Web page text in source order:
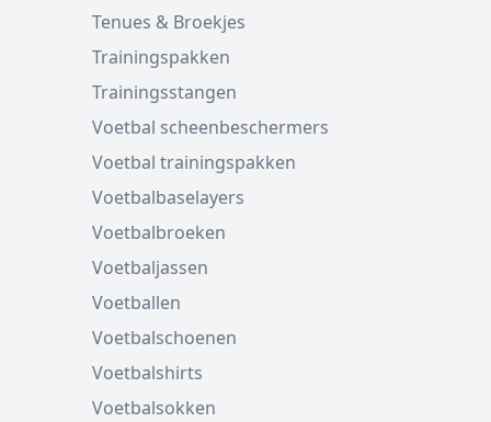
Tenues & Broekjes
Trainingspakken
Trainingsstangen
Voetbal scheenbeschermers
Voetbal trainingspakken
Voetbalbaselayers
Voetbalbroeken
Voetbaljassen
Voetballen
Voetbalschoenen
Voetbalshirts
Voetbalsokken